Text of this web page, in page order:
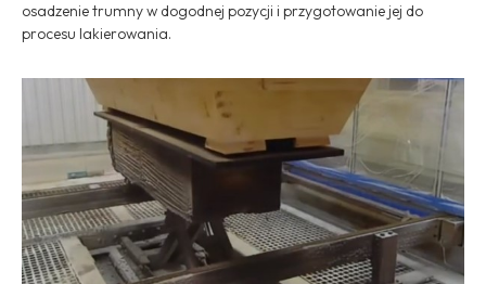
osadzenie trumny w dogodnej pozycji i przygotowanie jej do
procesu lakierowania.